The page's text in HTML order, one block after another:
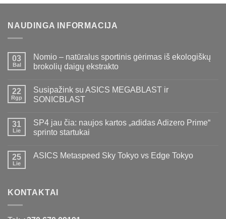
NAUDINGA INFORMACIJA
03
Bal
Nomio – natūralus sportinis gėrimas iš ekologiškų
brokolių daigų ekstrakto
22
Rgp
Susipažink su ASICS MEGABLAST ir
SONICBLAST
31
Lie
SP4 jau čia: naujos kartos „adidas Adizero Prime“
sprinto startukai
25
Lie
ASICS Metaspeed Sky Tokyo vs Edge Tokyo
KONTAKTAI